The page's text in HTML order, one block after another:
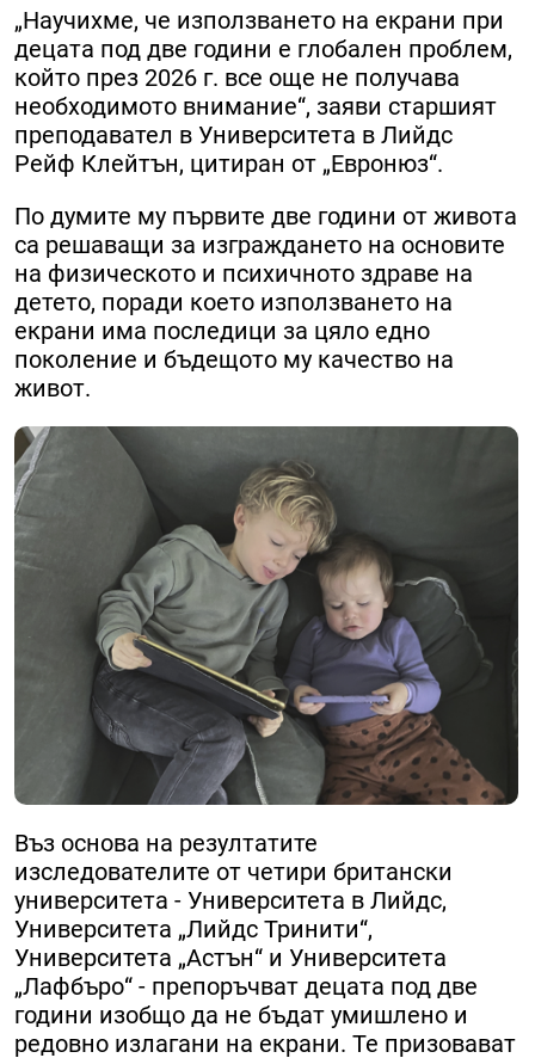
„Научихме, че използването на екрани при
децата под две години е глобален проблем,
който през 2026 г. все още не получава
необходимото внимание“, заяви старшият
преподавател в Университета в Лийдс
Рейф Клейтън, цитиран от „Евронюз“.
По думите му първите две години от живота
са решаващи за изграждането на основите
на физическото и психичното здраве на
детето, поради което използването на
екрани има последици за цяло едно
поколение и бъдещото му качество на
живот.
Въз основа на резултатите
изследователите от четири британски
университета - Университета в Лийдс,
Университета „Лийдс Тринити“,
Университета „Астън“ и Университета
„Лафбъро“ - препоръчват децата под две
години изобщо да не бъдат умишлено и
редовно излагани на екрани. Те призовават